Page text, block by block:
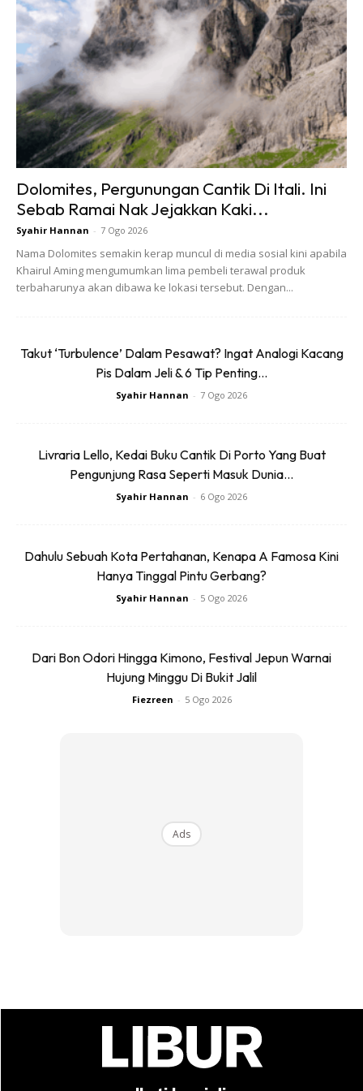
Selesa dan ruang besar dalam rumah.
2. Kawasan BBQ yang lapang
bersih, meja yang panjang, kerusi yang panjang, dan
kawasan lantai yang berturap.
Ads
panjang. Anak anak akan selesa berlari kesana sini.
Selain dari itu lampu yang banyak dan kawasan memang
agak terang. Jadi memang selesa nak lepak sampai
3. Senibina yang menarik
Dolomites, Pergunungan Cantik Di Itali. Ini
Sebab Ramai Nak Jejakkan Kaki...
Syahir Hannan - 7 Ogo 2026
Nama Dolomites semakin kerap muncul di media sosial kini apabila
Khairul Aming mengumumkan lima pembeli terawal produk
terbaharunya akan dibawa ke lokasi tersebut. Dengan...
Takut ‘Turbulence’ Dalam Pesawat? Ingat Analogi Kacang
Pis Dalam Jeli & 6 Tip Penting...
Syahir Hannan - 7 Ogo 2026
Livraria Lello, Kedai Buku Cantik Di Porto Yang Buat
Pengunjung Rasa Seperti Masuk Dunia...
Syahir Hannan - 6 Ogo 2026
Dahulu Sebuah Kota Pertahanan, Kenapa A Famosa Kini
Hanya Tinggal Pintu Gerbang?
Syahir Hannan - 5 Ogo 2026
Dari Bon Odori Hingga Kimono, Festival Jepun Warnai
Hujung Minggu Di Bukit Jalil
Fiezreen - 5 Ogo 2026
Ads